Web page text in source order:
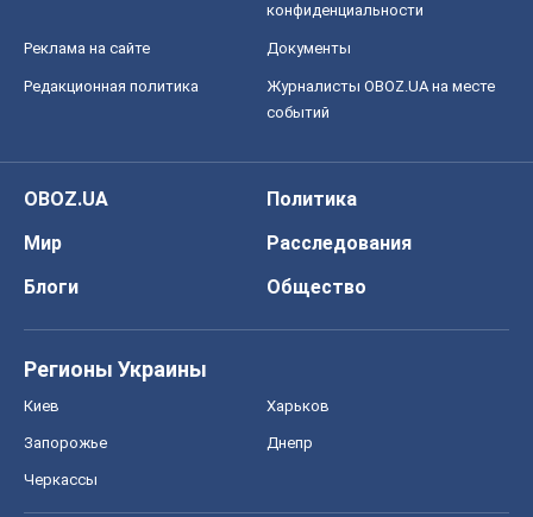
конфиденциальности
Реклама на сайте Документы
Редакционная политика
Журналисты OBOZ.UA на месте
событий
OBOZ.UA
Политика
Мир
Расследования
Блоги
Общество
Регионы Украины
Киев Харьков
Запорожье Днепр
Черкассы